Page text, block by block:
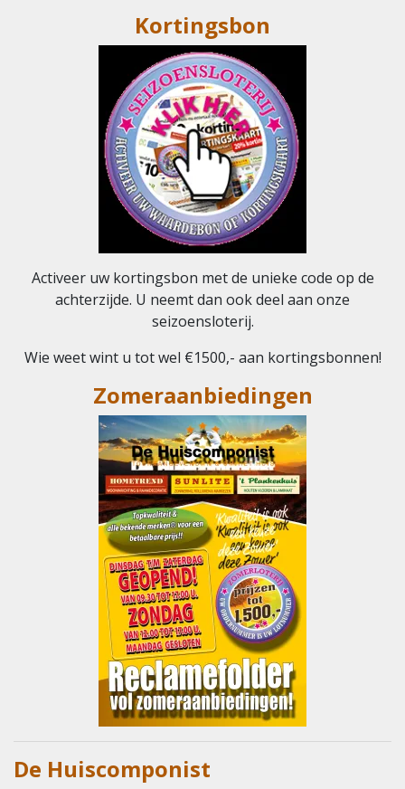
Kortingsbon
Activeer uw kortingsbon met de unieke code op de
achterzijde. U neemt dan ook deel aan onze
seizoensloterij.
Wie weet wint u tot wel €1500,- aan kortingsbonnen!
Zomeraanbiedingen
De Huiscomponist